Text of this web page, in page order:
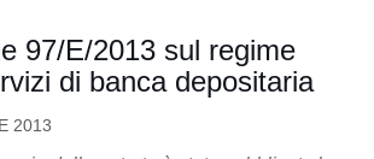
97/E/2013 sul regime
di banca depositaria
2013